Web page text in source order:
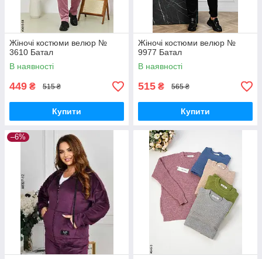
Жіночі костюми велюр №
3610 Батал
В наявності
449 ₴ 515 ₴
Купити
Жіночі костюми велюр №
9977 Батал
В наявності
515 ₴ 565 ₴
Купити
–6%